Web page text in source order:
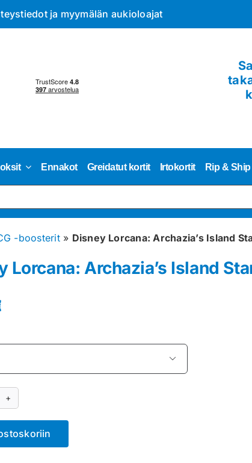
ja myymälän aukioloajat
Ennakot Greidatut kortit Irtokortit Rip & Ship
-boosterit» Disney Lorcana: Archazia’s Island
Lorcana: Archazia’s Island
